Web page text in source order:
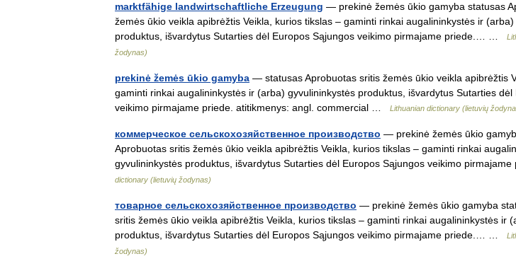
marktfähige landwirtschaftliche Erzeugung — prekinė žemės ūkio gamyba statusas
žemės ūkio veikla apibrėžtis Veikla, kurios tikslas – gaminti rinkai augalininkystės ir
produktus, išvardytus Sutarties dėl Europos Sąjungos veikimo pirmajame priede.… …
žodynas)
prekinė žemės ūkio gamyba — statusas Aprobuotas sritis žemės ūkio veikla apibrėžtis
gaminti rinkai augalininkystės ir (arba) gyvulininkystės produktus, išvardytus Sutarties dėl
veikimo pirmajame priede. atitikmenys: angl. commercial …
Lithuanian dictionary (lietuvių
коммерческое сельскохозяйственное производство — prekinė žemės ūkio
Aprobuotas sritis žemės ūkio veikla apibrėžtis Veikla, kurios tikslas – gaminti rinkai
gyvulininkystės produktus, išvardytus Sutarties dėl Europos Sąjungos veikimo
dictionary (lietuvių žodynas)
товарное сельскохозяйственное производство — prekinė žemės ūkio gamyba
sritis žemės ūkio veikla apibrėžtis Veikla, kurios tikslas – gaminti rinkai augalininkystės ir
produktus, išvardytus Sutarties dėl Europos Sąjungos veikimo pirmajame priede.… …
žodynas)